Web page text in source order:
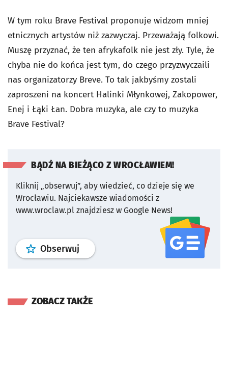
W tym roku Brave Festival proponuje widzom mniej
etnicznych artystów niż zazwyczaj. Przeważają folkowi.
Muszę przyznać, że ten afrykafolk nie jest zły. Tyle, że
chyba nie do końca jest tym, do czego przyzwyczaili
nas organizatorzy Breve. To tak jakbyśmy zostali
zaproszeni na koncert Halinki Młynkowej, Zakopower,
Enej i Łąki Łan. Dobra muzyka, ale czy to muzyka
Brave Festival?
BĄDŹ NA BIEŻĄCO Z WROCŁAWIEM!
Kliknij „obserwuj”, aby wiedzieć, co dzieje się we
Wrocławiu. Najciekawsze wiadomości z
www.wroclaw.pl znajdziesz w Google News!
Obserwuj profil serwisu
ZOBACZ TAKŻE